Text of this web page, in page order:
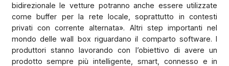
bidirezionale le vetture potranno anche essere utilizzate
come buffer per la rete locale, soprattutto in contesti
privati con corrente alternata». Altri step importanti nel
mondo delle wall box riguardano il comparto software. I
produttori stanno lavorando con l’obiettivo di avere un
prodotto sempre più intelligente, smart, connesso e in